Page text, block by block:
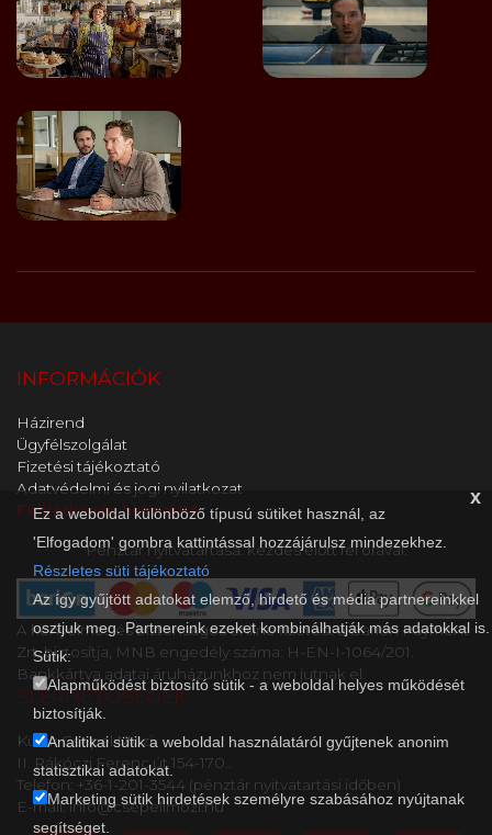
x
Ez a weboldal különböző típusú sütiket használ, az
'Elfogadom' gombra kattintással hozzájárulsz mindezekhez.
Részletes süti tájékoztató
Az így gyűjtött adatokat elemző, hirdető és média partnereinkkel
osztjuk meg. Partnereink ezeket kombinálhatják más adatokkal is.
Sütik:
Alapműködést biztosító sütik - a weboldal helyes működését
biztosítják.
Analitikai sütik a weboldal használatáról gyűjtenek anonim
statisztikai adatokat.
Marketing sütik hirdetések személyre szabásához nyújtanak
segítséget.
INFORMÁCIÓK
Házirend
Ügyfélszolgálat
Fizetési tájékoztató
Adatvédelmi és jogi nyilatkozat
Feliratkozás hírlevélre
Pénztár nyitvatartása: kezdés előtt fél órával.
A kényelmes és biztonságos online fizetést a Barion Payment
Zrt. biztosítja, MNB engedély száma: H-EN-I-1064/201.
Bankkártya adatai áruházunkhoz nem jutnak el.
ELÉRHETŐSÉGEK
Kultik Csepel Mozi
II. Rákóczi Ferenc út 154-170..
Telefon: +36-1-201-3544 (pénztár nyitvatartási időben)
E-mail: info@csepelimozi.hu